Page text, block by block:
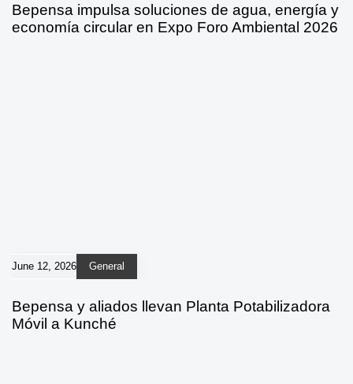
Bepensa impulsa soluciones de agua, energía y
economía circular en Expo Foro Ambiental 2026
June 12, 2026 General
Bepensa y aliados llevan Planta Potabilizadora
Móvil a Kunché